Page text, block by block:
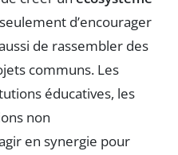
d’encourager
de rassembler des
communs. Les
éducatives, les
non
en synergie pour